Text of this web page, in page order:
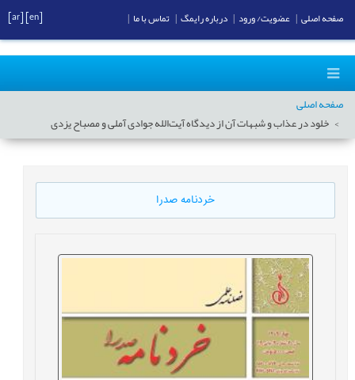
صفحه اصلی
خلود در عذاب و شبهات آن از ديدگاه آیت‌الله جوادی آملی و مصباح یزدی
خردنامه صدرا
صفحه اصلی عضویت/ ورود درباره رایمگ تماس با ما [ar]